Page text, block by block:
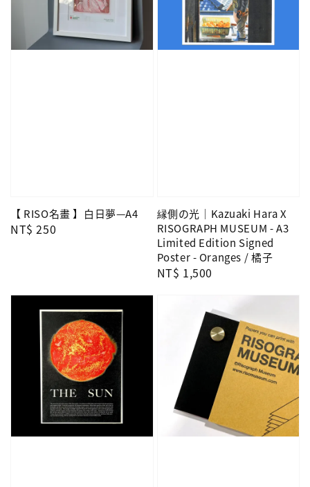
【 RISO名畫 】白日夢—A4
Regular
NT$ 250
縁側の光｜Kazuaki Hara X
RISOGRAPH MUSEUM - A3
Limited Edition Signed
Poster - Oranges / 橘子
Regular
NT$ 1,500